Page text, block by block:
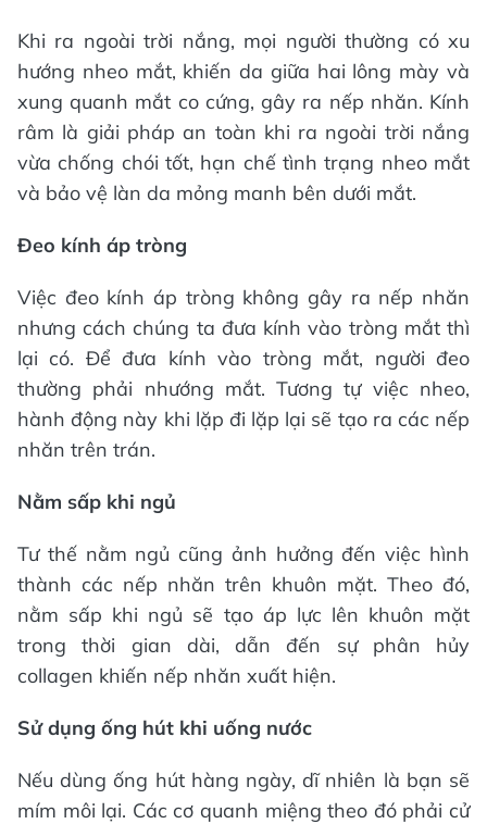
Khi ra ngoài trời nắng, mọi người thường có xu
hướng nheo mắt, khiến da giữa hai lông mày và
xung quanh mắt co cứng, gây ra nếp nhăn. Kính
râm là giải pháp an toàn khi ra ngoài trời nắng
vừa chống chói tốt, hạn chế tình trạng nheo mắt
và bảo vệ làn da mỏng manh bên dưới mắt.
Đeo kính áp tròng
Việc đeo kính áp tròng không gây ra nếp nhăn
nhưng cách chúng ta đưa kính vào tròng mắt thì
lại có. Để đưa kính vào tròng mắt, người đeo
thường phải nhướng mắt. Tương tự việc nheo,
hành động này khi lặp đi lặp lại sẽ tạo ra các nếp
nhăn trên trán.
Nằm sấp khi ngủ
Tư thế nằm ngủ cũng ảnh hưởng đến việc hình
thành các nếp nhăn trên khuôn mặt. Theo đó,
nằm sấp khi ngủ sẽ tạo áp lực lên khuôn mặt
trong thời gian dài, dẫn đến sự phân hủy
collagen khiến nếp nhăn xuất hiện.
Sử dụng ống hút khi uống nước
Nếu dùng ống hút hàng ngày, dĩ nhiên là bạn sẽ
mím môi lại. Các cơ quanh miệng theo đó phải cử